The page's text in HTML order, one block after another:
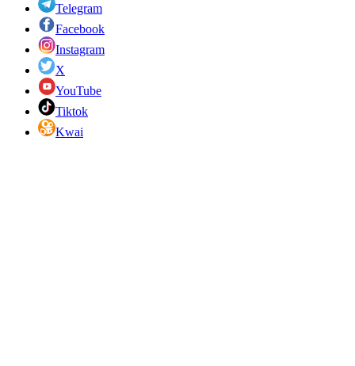
Telegram
Facebook
Instagram
X
YouTube
Tiktok
Kwai